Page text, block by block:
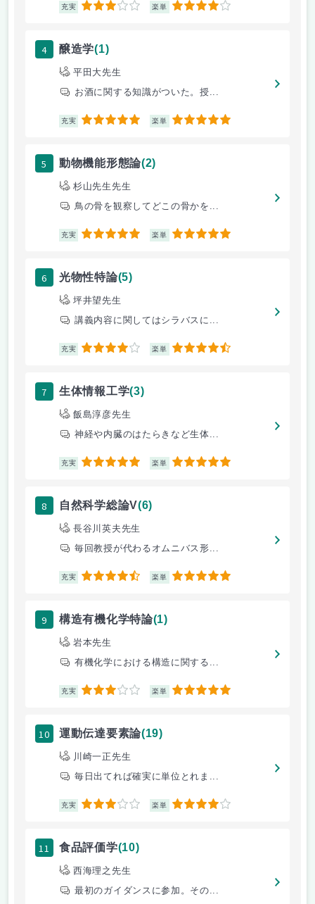
充実 3 楽単 4
4 醸造学(1)
平田大先生
お酒に関する知識がついた。授...
充実 5 楽単 5
5 動物機能形態論(2)
杉山先生先生
鳥の骨を観察してどこの骨かを...
充実 5 楽単 5
6 光物性特論(5)
坪井望先生
講義内容に関してはシラバスに...
充実 4 楽単 4.5
7 生体情報工学(3)
飯島淳彦先生
神経や内臓のはたらきなど生体...
充実 5 楽単 5
8 自然科学総論V(6)
長谷川英夫先生
毎回教授が代わるオムニバス形...
充実 4.5 楽単 5
9 構造有機化学特論(1)
岩本先生
有機化学における構造に関する...
充実 3 楽単 5
10 運動伝達要素論(19)
川崎一正先生
毎日出てれば確実に単位とれま...
充実 3 楽単 4
11 食品評価学(10)
西海理之先生
最初のガイダンスに参加。その...